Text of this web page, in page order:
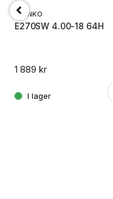
SHINKO
E270SW 4.00-18 64H
1 889 kr